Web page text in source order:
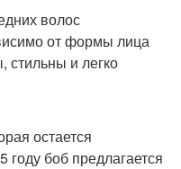
волос
от формы лица
стильны и легко
остается
году боб предлагается